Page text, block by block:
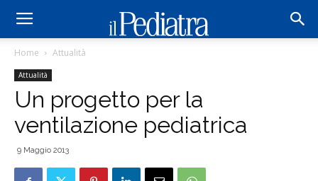
Home Attualità
Attualità
Un progetto per la
ventilazione pediatrica
9 Maggio 2013